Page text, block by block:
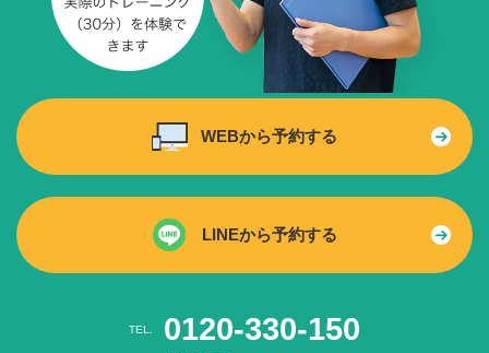
WEBから予約する
LINEから予約する
TEL. 0120-330-150